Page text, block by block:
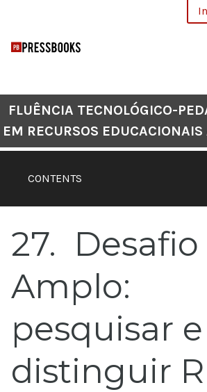
content
CONTENTS
FLUÊNCIA TECNOLÓGICO-
EM RECURSOS
27
Amplo:
pesquisar e
distinguir